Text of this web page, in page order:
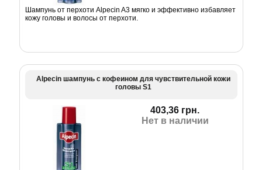
Шампунь от перхоти Alpecin A3 мягко и эффективно избавляет
кожу головы и волосы от перхоти.
Alpecin шампунь с кофеином для чувствительной кожи
головы S1
403,36 грн.
Нет в наличии